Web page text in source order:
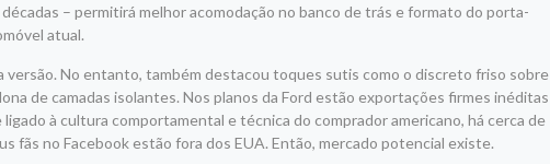
– permitirá melhor acomodação no banco de trás e formato do porta-
atual.
No entanto, também destacou toques sutis como o discreto friso sobre
de camadas isolantes. Nos planos da Ford estão exportações firmes inéditas
à cultura comportamental e técnica do comprador americano, há cerca de
fãs no Facebook estão fora dos EUA. Então, mercado potencial existe.